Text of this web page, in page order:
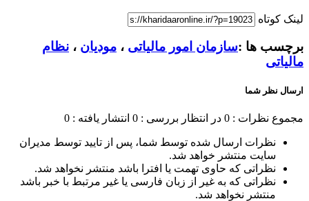
لینک کوتاه
برچسب ها :سازمان امور مالیاتی ، مودیان ، نظام
مالیاتی
ارسال نظر شما
مجموع نظرات : 0 در انتظار بررسی : 0 انتشار یافته : 0
نظرات ارسال شده توسط شما، پس از تایید توسط مدیران
سایت منتشر خواهد شد.
نظراتی که حاوی تهمت یا افترا باشد منتشر نخواهد شد.
نظراتی که به غیر از زبان فارسی یا غیر مرتبط با خبر باشد
منتشر نخواهد شد.